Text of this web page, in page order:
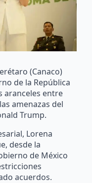
(Canaco)
de la República
aranceles entre
amenazas del
Trump.
Lorena
desde la
de México
acuerdos.